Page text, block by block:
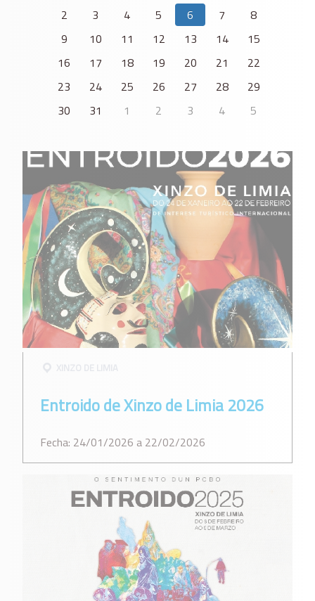
2
3 4 5 6 7
8
9
10 11 12 13 14
15
16
17 18 19 20 21
22
23
24 25 26 27 28
29
30
31 1 2 3 4 5
XINZO DE LIMIA
Entroido de Xinzo de Limia 2026
Fecha: 24/01/2026 a 22/02/2026